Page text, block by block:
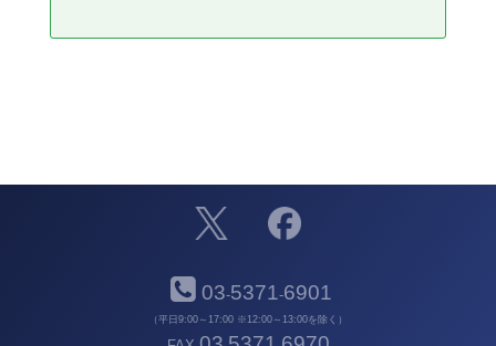
03-5371-6901
（平日9:00～17:00 ※12:00～13:00を除く）